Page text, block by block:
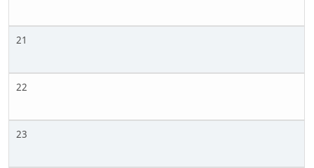
21
22
23